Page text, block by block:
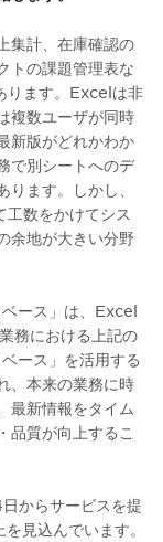
集計、在庫確認の
トの課題管理表な
ります。Excelは非
複数ユーザが同時
新版がどれかわか
で別シートへのデ
ます。しかし、
数をかけてシス
余地が大きい分野
ース」は、Excel
務における上記の
ース」を活用する
、本来の業務に時
最新情報をタイム
品質が向上するこ
からサービスを提
見込んでいます。